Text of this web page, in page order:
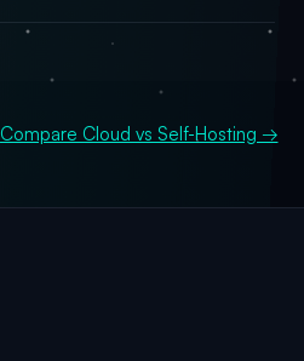
Compare Cloud vs Self-Hosting →